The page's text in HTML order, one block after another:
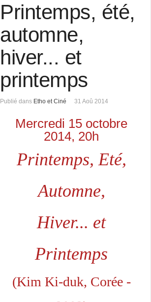
Printemps, été,
automne,
hiver... et
printemps
Publié dans Etho et Ciné 31 Aoû 2014
Mercredi 15 octobre
2014, 20h
Printemps, Eté,
Automne,
Hiver... et
Printemps
(Kim Ki-duk, Corée -